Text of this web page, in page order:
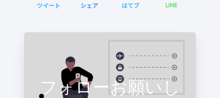
ツイート シェア はてブ LINE
フォローお願いし